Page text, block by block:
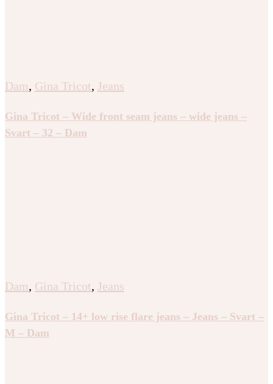
Dam, Gina Tricot, Jeans
Gina Tricot – Wide front seam jeans – wide jeans –
Svart – 32 – Dam
Dam, Gina Tricot, Jeans
Gina Tricot – 14+ low rise flare jeans – Jeans – Svart –
M – Dam